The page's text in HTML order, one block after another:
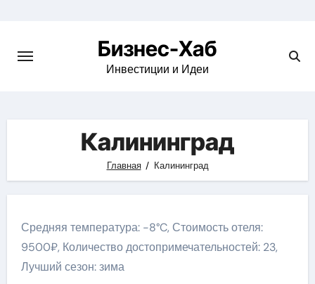
content
Бизнес-Хаб
Инвестиции и Идеи
Калининград
Главная Калининград
Средняя температура: -8°C, Стоимость отеля:
9500₽, Количество достопримечательностей: 23,
Лучший сезон: зима